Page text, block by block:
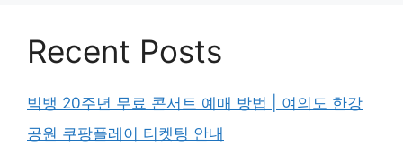
Recent Posts
빅뱅 20주년 무료 콘서트 예매 방법 | 여의도 한강
공원 쿠팡플레이 티켓팅 안내